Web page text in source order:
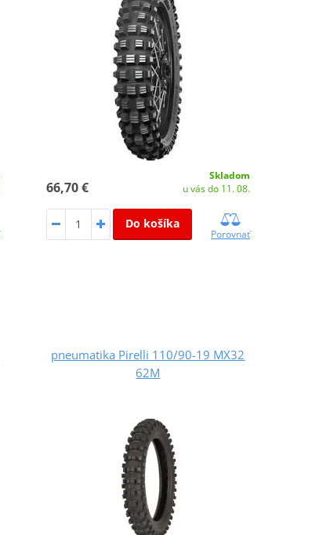
66,70 €
Skladom
u vás do 11. 08.
Do košíka
Porovnať
pneumatika Pirelli 110/90-19 MX32
62M